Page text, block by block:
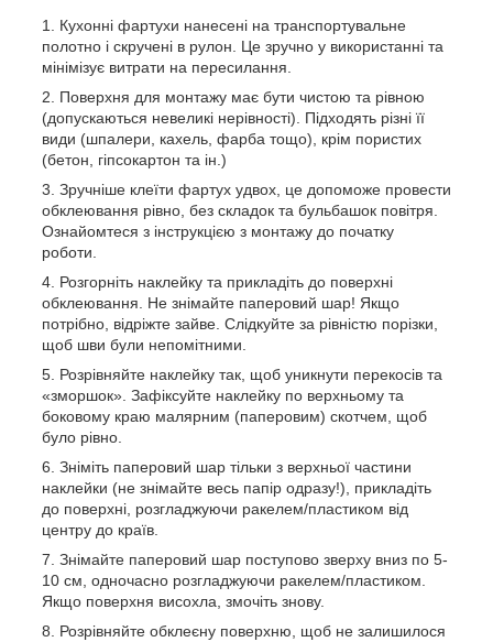
Кухонні фартухи нанесені на транспортувальне
полотно і скручені в рулон. Це зручно у використанні та
мінімізує витрати на пересилання.
Поверхня для монтажу має бути чистою та рівною
(допускаються невеликі нерівності). Підходять різні її
види (шпалери, кахель, фарба тощо), крім пористих
(бетон, гіпсокартон та ін.)
Зручніше клеїти фартух удвох, це допоможе провести
обклеювання рівно, без складок та бульбашок повітря.
Ознайомтеся з інструкцією з монтажу до початку
роботи.
Розгорніть наклейку та прикладіть до поверхні
обклеювання. Не знімайте паперовий шар! Якщо
потрібно, відріжте зайве. Слідкуйте за рівністю порізки,
щоб шви були непомітними.
Розрівняйте наклейку так, щоб уникнути перекосів та
«зморшок». Зафіксуйте наклейку по верхньому та
боковому краю малярним (паперовим) скотчем, щоб
було рівно.
Зніміть паперовий шар тільки з верхньої частини
наклейки (не знімайте весь папір одразу!), прикладіть
до поверхні, розгладжуючи ракелем/пластиком від
центру до країв.
Знімайте паперовий шар поступово зверху вниз по 5-
10 см, одночасно розгладжуючи ракелем/пластиком.
Якщо поверхня висохла, змочіть знову.
Розрівняйте обклеєну поверхню, щоб не залишилося